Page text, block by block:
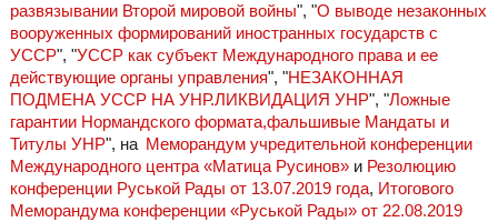
развязывании Второй мировой войны", "О выводе незаконных
вооруженных формирований иностранных государств с
УССР", "УССР как субъект Международного права и ее
действующие органы управления", "НЕЗАКОННАЯ
ПОДМЕНА УССР НА УНР.ЛИКВИДАЦИЯ УНР", "Ложные
гарантии Нормандского формата,фальшивые Мандаты и
Титулы УНР", на Меморандум учредительной конференции
Международного центра «Матица Русинов»и Резолюцию
конференции Руськой Рады от 13.07.2019 года, Итогового
Меморандума конференции «Руськой Рады» от 22.08.2019